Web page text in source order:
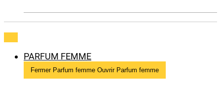
PARFUM FEMME
Fermer Parfum femme Ouvrir Parfum femme